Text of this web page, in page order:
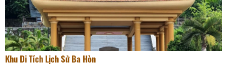
Khu Di Tích Lịch Sử Ba Hòn